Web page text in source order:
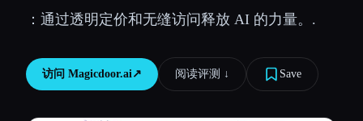
🎓学生 🎬创作者
：通过透明定价和无缝访问释放 AI 的力量。.
访问 Magicdoor.ai↗︎ 阅读评测 ↓︎ Save